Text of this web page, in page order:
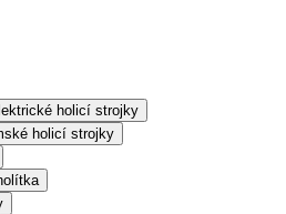
holicí strojky
holicí strojky